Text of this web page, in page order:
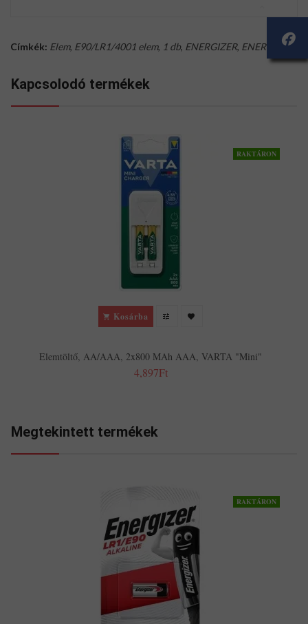
Címkék: Elem, E90/LR1/4001 elem, 1 db, ENERGIZER, ENERGIZER
Kapcsolodó termékek
RAKTÁRON
Kosárba
Elemtöltő, AA/AAA, 2x800 MAh AAA, VARTA "Mini"
4,897Ft
Megtekintett termékek
RAKTÁRON